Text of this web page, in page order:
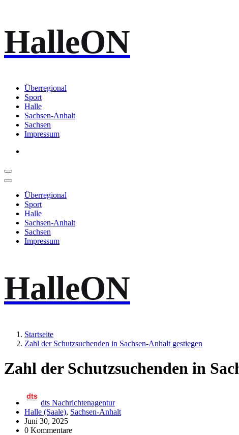
Inhalt
springen
HalleON
Überregional
Sport
Halle
Sachsen-Anhalt
Sachsen
Impressum
Überregional
Sport
Halle
Sachsen-Anhalt
Sachsen
Impressum
HalleON
Startseite
Zahl der Schutzsuchenden in Sachsen-Anhalt gestiegen
Zahl der Schutzsuchenden in
dts Nachrichtenagentur
Halle (Saale), Sachsen-Anhalt
Juni 30, 2025
0 Kommentare